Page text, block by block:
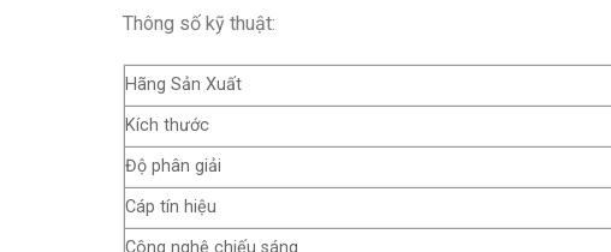
Thông số kỹ thuật:
Hãng Sản Xuất
Kích thước
Độ phân giải
Cáp tín hiệu
Công nghệ chiếu sáng